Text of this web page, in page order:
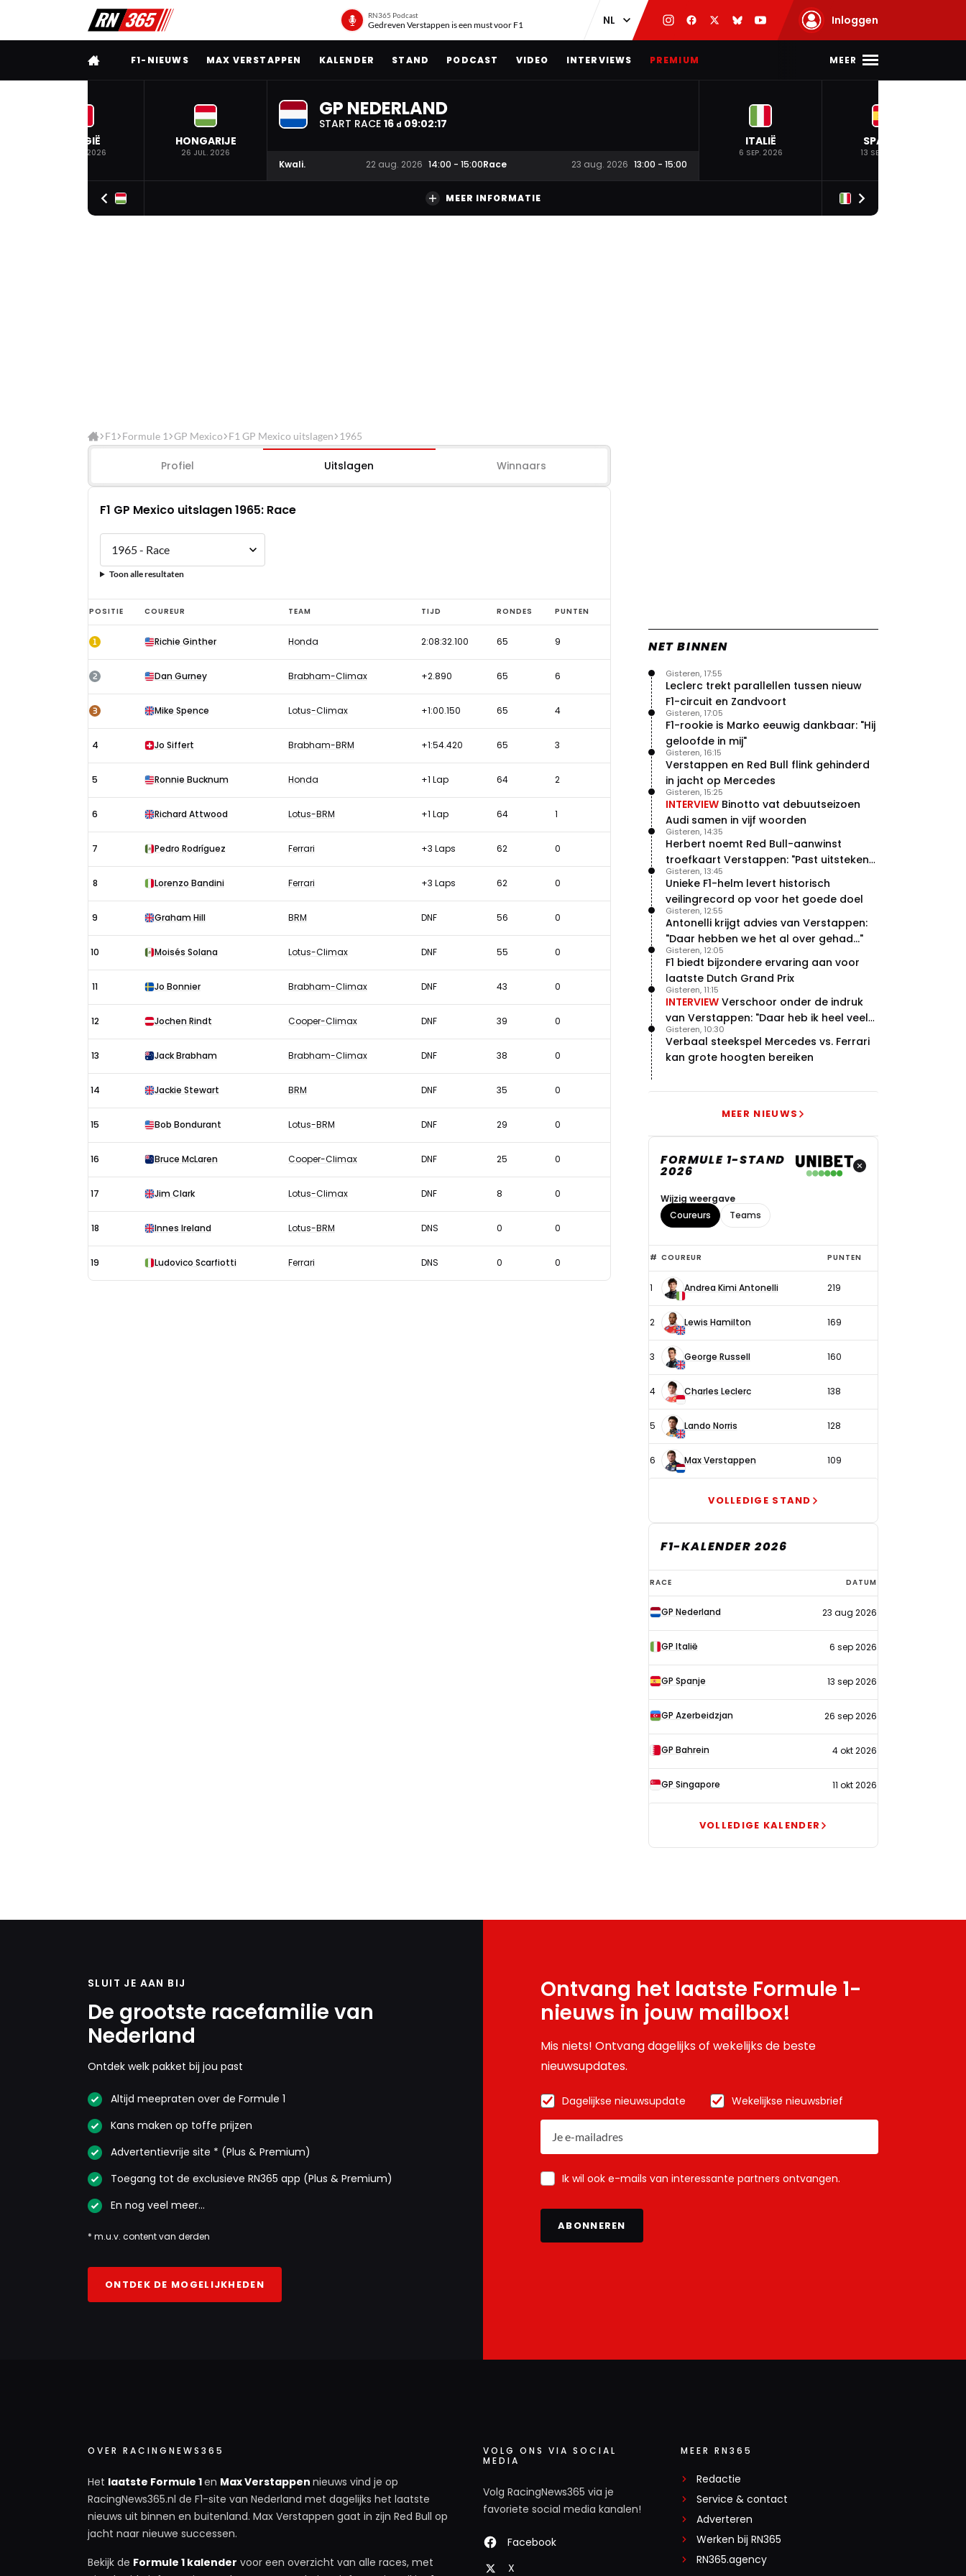
RN365 Podcast
Gedreven Verstappen is een must voor F1 Inloggen
VOLLEDIG MENU
F1-NIEUWS MAX VERSTAPPEN KALENDER STAND PODCAST VIDEO INTERVIEWS PREMIUM MEER
BELGIË
19 JUL. 2026
HONGARIJE
26 JUL. 2026
GP NEDERLAND
START RACE 16 d 09:02:16
Kwali. 22 aug. 2026 14:00 - 15:00Race 23 aug. 2026 13:00 - 15:00
ITALIË
6 SEP. 2026
SPANJE
13 SEP. 2026
MEER INFORMATIE
F1 Formule 1 GP Mexico F1 GP Mexico uitslagen 1965
Profiel Uitslagen Winnaars
F1 GP Mexico uitslagen 1965: Race
Toon alle resultaten
F1
GP
Mexico
uitslagen
Race
POSITIE COUREUR TEAM TIJD RONDES PUNTEN
1 Richie Ginther Honda 2:08:32.100 65 9
2 Dan Gurney Brabham-Climax +2.890 65 6
3 Mike Spence Lotus-Climax +1:00.150 65 4
4 Jo Siffert Brabham-BRM +1:54.420 65 3
5 Ronnie Bucknum Honda +1 Lap 64 2
6 Richard Attwood Lotus-BRM +1 Lap 64 1
7 Pedro Rodríguez Ferrari +3 Laps 62 0
8 Lorenzo Bandini Ferrari +3 Laps 62 0
9 Graham Hill BRM DNF 56 0
10 Moisés Solana Lotus-Climax DNF 55 0
11 Jo Bonnier Brabham-Climax DNF 43 0
12 Jochen Rindt Cooper-Climax DNF 39 0
13 Jack Brabham Brabham-Climax DNF 38 0
14 Jackie Stewart BRM DNF 35 0
15 Bob Bondurant Lotus-BRM DNF 29 0
16 Bruce McLaren Cooper-Climax DNF 25 0
17 Jim Clark Lotus-Climax DNF 8 0
18 Innes Ireland Lotus-BRM DNS 0 0
19 Ludovico Scarfiotti Ferrari DNS 0 0
NET BINNEN
Leclerc trekt parallellen tussen nieuw
F1-circuit en Zandvoort
Gisteren, 17:55
F1-rookie is Marko eeuwig dankbaar: "Hij
geloofde in mij"
Gisteren, 17:05
Verstappen en Red Bull flink gehinderd
in jacht op Mercedes
Gisteren, 16:15
INTERVIEW Binotto vat debuutseizoen
Audi samen in vijf woorden
Gisteren, 15:25
Herbert noemt Red Bull-aanwinst
troefkaart Verstappen: "Past uitstekend
bij Red Bull"
Gisteren, 14:35
Unieke F1-helm levert historisch
veilingrecord op voor het goede doel
Gisteren, 13:45
Antonelli krijgt advies van Verstappen:
"Daar hebben we het al over gehad..."
Gisteren, 12:55
F1 biedt bijzondere ervaring aan voor
laatste Dutch Grand Prix
Gisteren, 12:05
INTERVIEW Verschoor onder de indruk
van Verstappen: "Daar heb ik heel veel
respect voor"
Gisteren, 11:15
Verbaal steekspel Mercedes vs. Ferrari
kan grote hoogten bereiken
Gisteren, 10:30
MEER NIEUWS
FORMULE 1-STAND
2026
Wijzig weergave
Coureurs
Teams
Top
6
coureurs
# COUREUR PUNTEN
1 Andrea Kimi Antonelli 219
2 Lewis Hamilton 169
3 George Russell 160
4 Charles Leclerc 138
5 Lando Norris 128
6 Max Verstappen 109
VOLLEDIGE STAND
F1-KALENDER 2026
F1-
kalender
2026
RACE DATUM
GP Nederland 23 aug 2026
GP Italië 6 sep 2026
GP Spanje 13 sep 2026
GP Azerbeidzjan 26 sep 2026
GP Bahrein 4 okt 2026
GP Singapore 11 okt 2026
VOLLEDIGE KALENDER
SLUIT JE AAN BIJ
De grootste racefamilie van
Nederland
Ontdek welk pakket bij jou past
Altijd meepraten over de Formule 1
Kans maken op toffe prijzen
Advertentievrije site * (Plus & Premium)
Toegang tot de exclusieve RN365 app (Plus & Premium)
En nog veel meer…
* m.u.v. content van derden
ONTDEK DE MOGELIJKHEDEN
Ontvang het laatste Formule 1-
nieuws in jouw mailbox!
Mis niets! Ontvang dagelijks of wekelijks de beste
nieuwsupdates.
Dagelijkse nieuwsupdate Wekelijkse nieuwsbrief
Ik wil ook e-mails van interessante partners ontvangen.
ABONNEREN
OVER RACINGNEWS365
Het laatste Formule 1en Max Verstappen nieuws vind je op
RacingNews365.nl de F1-site van Nederland met dagelijks het laatste
nieuws uit binnen en buitenland. Max Verstappen gaat in zijn Red Bull op
jacht naar nieuwe successen.
Bekijk de Formule 1 kalender voor een overzicht van alle races, met
VOLG ONS VIA SOCIAL
MEDIA
Volg RacingNews365 via je
favoriete social media kanalen!
Facebook
X
MEER RN365
Redactie
Service & contact
Adverteren
Werken bij RN365
RN365.agency